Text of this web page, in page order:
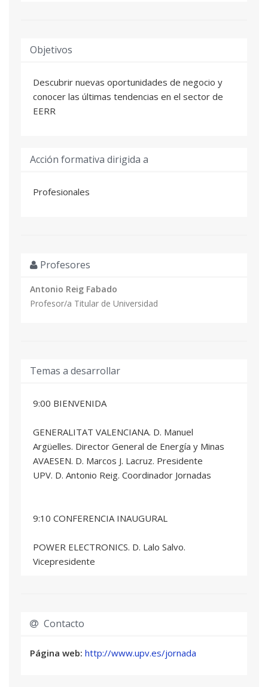
Objetivos
Descubrir nuevas oportunidades de negocio y
conocer las últimas tendencias en el sector de
EERR
Acción formativa dirigida a
Profesionales
Profesores
Antonio Reig Fabado
Profesor/a Titular de Universidad
Temas a desarrollar
9:00 BIENVENIDA
GENERALITAT VALENCIANA. D. Manuel
Argüelles. Director General de Energía y Minas
AVAESEN. D. Marcos J. Lacruz. Presidente
UPV. D. Antonio Reig. Coordinador Jornadas
9:10 CONFERENCIA INAUGURAL
POWER ELECTRONICS. D. Lalo Salvo.
Vicepresidente
Modera:STATKRAFT. Dña. Erica Morales. Head of
Project Sustainability Iberia
Contacto
Página web: http://www.upv.es/jornada